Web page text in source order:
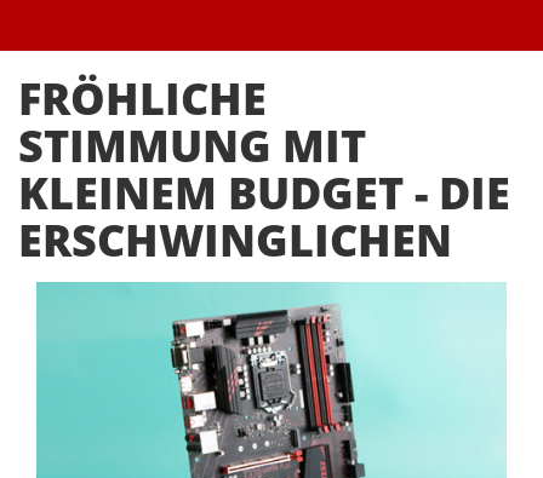
FRÖHLICHE
STIMMUNG MIT
KLEINEM BUDGET - DIE
ERSCHWINGLICHEN